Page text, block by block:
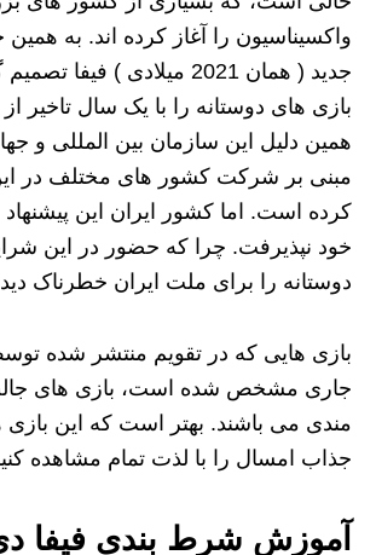
واکسیناسیون را آغاز کرده اند. به
جدید ( همان 2021 میلادی )
بازی های دوستانه را با یک سال تاخیر
همین دلیل این سازمان بین المللی و
مبنی بر شرکت کشور های مختلف در این
کرده است. اما کشور ایران این پیشنهاد
خود نپذیرفت. چرا که حضور در این
دوستانه را برای ملت ایران خطرناک
بازی هایی که در تقویم منتشر شده
جاری مشخص شده است، بازی های
مندی می باشند. بهتر است که این بازی
جذاب امسال را با لذت تمام مشاهده